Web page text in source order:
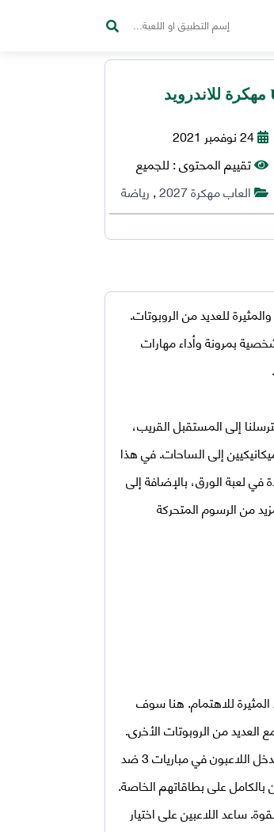
24 نوفمبر 2021
تقييم المحتوى :للجميع
العاب مهكرة 2027
,رياضة
للعديد من الروبوتات.
بمرونة وأداء مهارات
إلى المستقبل القريب،
إلى الساحات. في هذا
في لعبة الورق، بالإضافة إلى
والمزيد من الرسوم المتحركة
المثيرة للاهتمام. هنا سوف
من الروبوتات الأخرى.
على وجه الخصوص، فإن الحرب الآن لا تدور فقط بين محاربين. بدلاً من ذلك، سيدخل اللاعبون في مباريات 3 ضد
بالكامل على بطاقاتهم الخاصة.
ساعد اللاعبين على اختيار